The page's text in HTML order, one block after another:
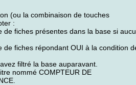
(ou la combinaison de touches
:
de fiches présentes dans la base si
de fiches répondant OUI à la condition
filtré la base auparavant.
nommé COMPTEUR DE